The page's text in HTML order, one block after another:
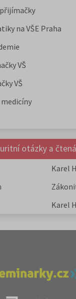
na VŠE Praha
VŠ
VŠ
otázky a
Karel
Karel